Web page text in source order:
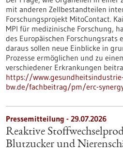
mit anderen Zellbestandteilen
Forschungsprojekt MitoContact.
MPI für medizinische Forschung,
des Europäischen Forschungsrats
daraus sollen neue Einblicke in
Prozesse ermöglichen und zu
verschiedener Erkrankungen
https://www.gesundheitsindustrie-
bw.de/fachbeitrag/pm/erc-
Pressemitteilung - 29.07.2026
Reaktive
Blutzucker und